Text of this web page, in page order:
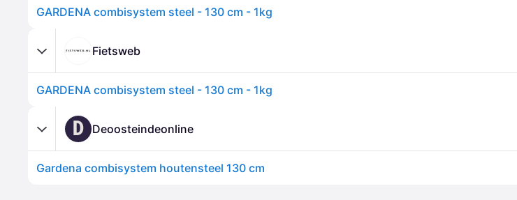
GARDENA combisystem steel - 130 cm - 1kg
Fietsweb
GARDENA combisystem steel - 130 cm - 1kg
D Deoosteindeonline
Gardena combisystem houtensteel 130 cm